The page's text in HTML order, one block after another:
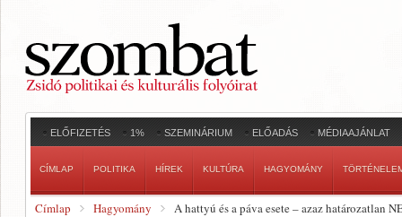
ELŐFIZETÉS 1% SZEMINÁRIUM ELŐADÁS MÉDIAAJÁNLAT
CÍMLAP POLITIKA HÍREK KULTÚRA HAGYOMÁNY
Címlap Hagyomány A hattyú és a páva esete – azaz határozatlan